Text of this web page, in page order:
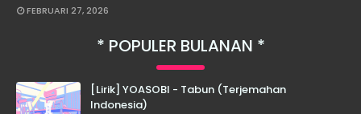
FEBRUARI 27, 2026
POPULER BULANAN
[Lirik] YOASOBI - Tabun (Terjemahan
Indonesia)